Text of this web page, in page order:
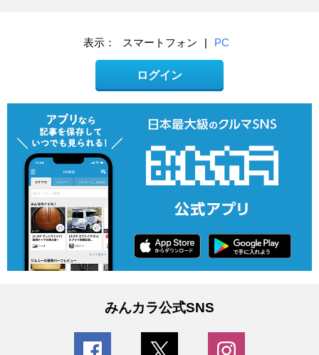
表示： スマートフォン | PC
ログイン
みんカラ公式SNS